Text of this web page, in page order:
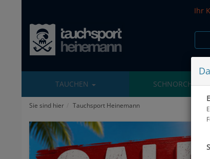
Ihr
TAUCHEN SCHNORCHELN
Sie sind hier Tauchsport Heinemann